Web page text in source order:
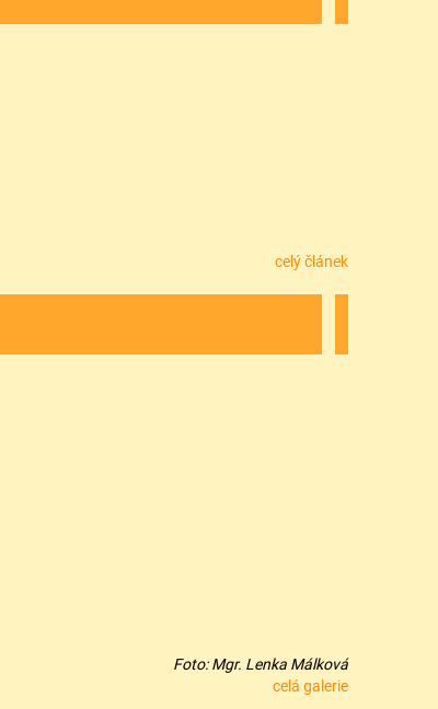
celý článek
Foto: Mgr. Lenka Málková
celá galerie